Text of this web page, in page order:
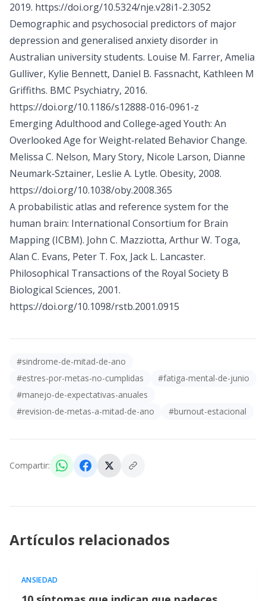
2019. https://doi.org/10.5324/nje.v28i1-2.3052
Demographic and psychosocial predictors of major
depression and generalised anxiety disorder in
Australian university students. Louise M. Farrer, Amelia
Gulliver, Kylie Bennett, Daniel B. Fassnacht, Kathleen M
Griffiths. BMC Psychiatry, 2016.
https://doi.org/10.1186/s12888-016-0961-z
Emerging Adulthood and College‐aged Youth: An
Overlooked Age for Weight‐related Behavior Change.
Melissa C. Nelson, Mary Story, Nicole Larson, Dianne
Neumark‐Sztainer, Leslie A. Lytle. Obesity, 2008.
https://doi.org/10.1038/oby.2008.365
A probabilistic atlas and reference system for the
human brain: International Consortium for Brain
Mapping (ICBM). John C. Mazziotta, Arthur W. Toga,
Alan C. Evans, Peter T. Fox, Jack L. Lancaster.
Philosophical Transactions of the Royal Society B
Biological Sciences, 2001.
https://doi.org/10.1098/rstb.2001.0915
#sindrome-de-mitad-de-ano
#estres-por-metas-no-cumplidas #fatiga-mental-de-junio
#manejo-de-expectativas-anuales
#revision-de-metas-a-mitad-de-ano #burnout-estacional
Compartir:
Artículos relacionados
ANSIEDAD